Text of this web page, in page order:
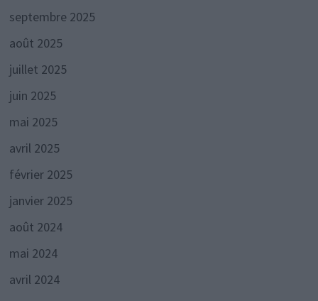
septembre 2025
août 2025
juillet 2025
juin 2025
mai 2025
avril 2025
février 2025
janvier 2025
août 2024
mai 2024
avril 2024